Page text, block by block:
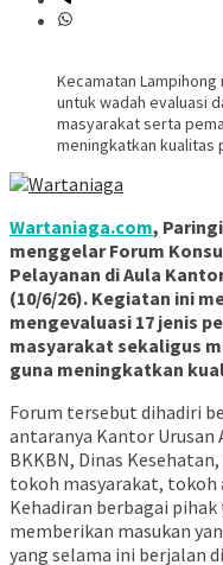
Kecamatan
untuk wadah evaluasi
masyarakat serta
meningkatkan kualitas
Wartaniaga.com,
menggelar Forum
Pelayanan di Aula
(10/6/26). Kegiatan ini
mengevaluasi 17 jenis
masyarakat sekaligus
guna meningkatkan
Forum tersebut dihadiri
antaranya Kantor Urusan
BKKBN, Dinas
tokoh masyarakat, tokoh
Kehadiran berbagai
memberikan masukan
yang selama ini berjalan